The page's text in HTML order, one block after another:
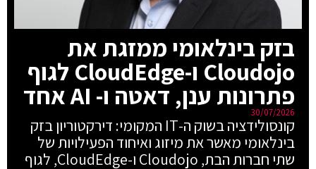
בזק בינלאומי ממזגת את
Cloudojo ו-CloudEdge לגוף
פתרונות ענן, דאטה ו- AI אחד
30/07/2026
קונסולידציה בשוק ה-IT המקומי: דירקטוריון בזק
בינלאומי מאשר את מיזוג ואיחוד הפעילויות של
שתי חברות הבת, Cloudojo ו-CloudEdge, לגוף